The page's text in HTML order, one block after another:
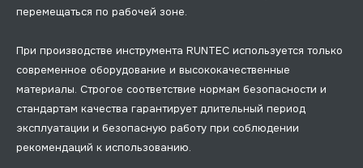
перемещаться по рабочей зоне.
При производстве инструмента RUNTEC используется только
современное оборудование и высококачественные
материалы. Строгое соответствие нормам безопасности и
стандартам качества гарантирует длительный период
эксплуатации и безопасную работу при соблюдении
рекомендаций к использованию.